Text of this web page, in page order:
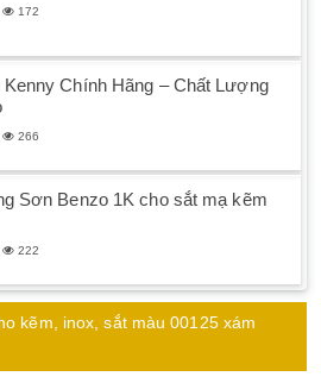
172
Kenny Chính Hãng – Chất Lượng
266
Sơn Benzo 1K cho sắt mạ kẽm
222
kẽm, inox, sắt màu 00125 xám